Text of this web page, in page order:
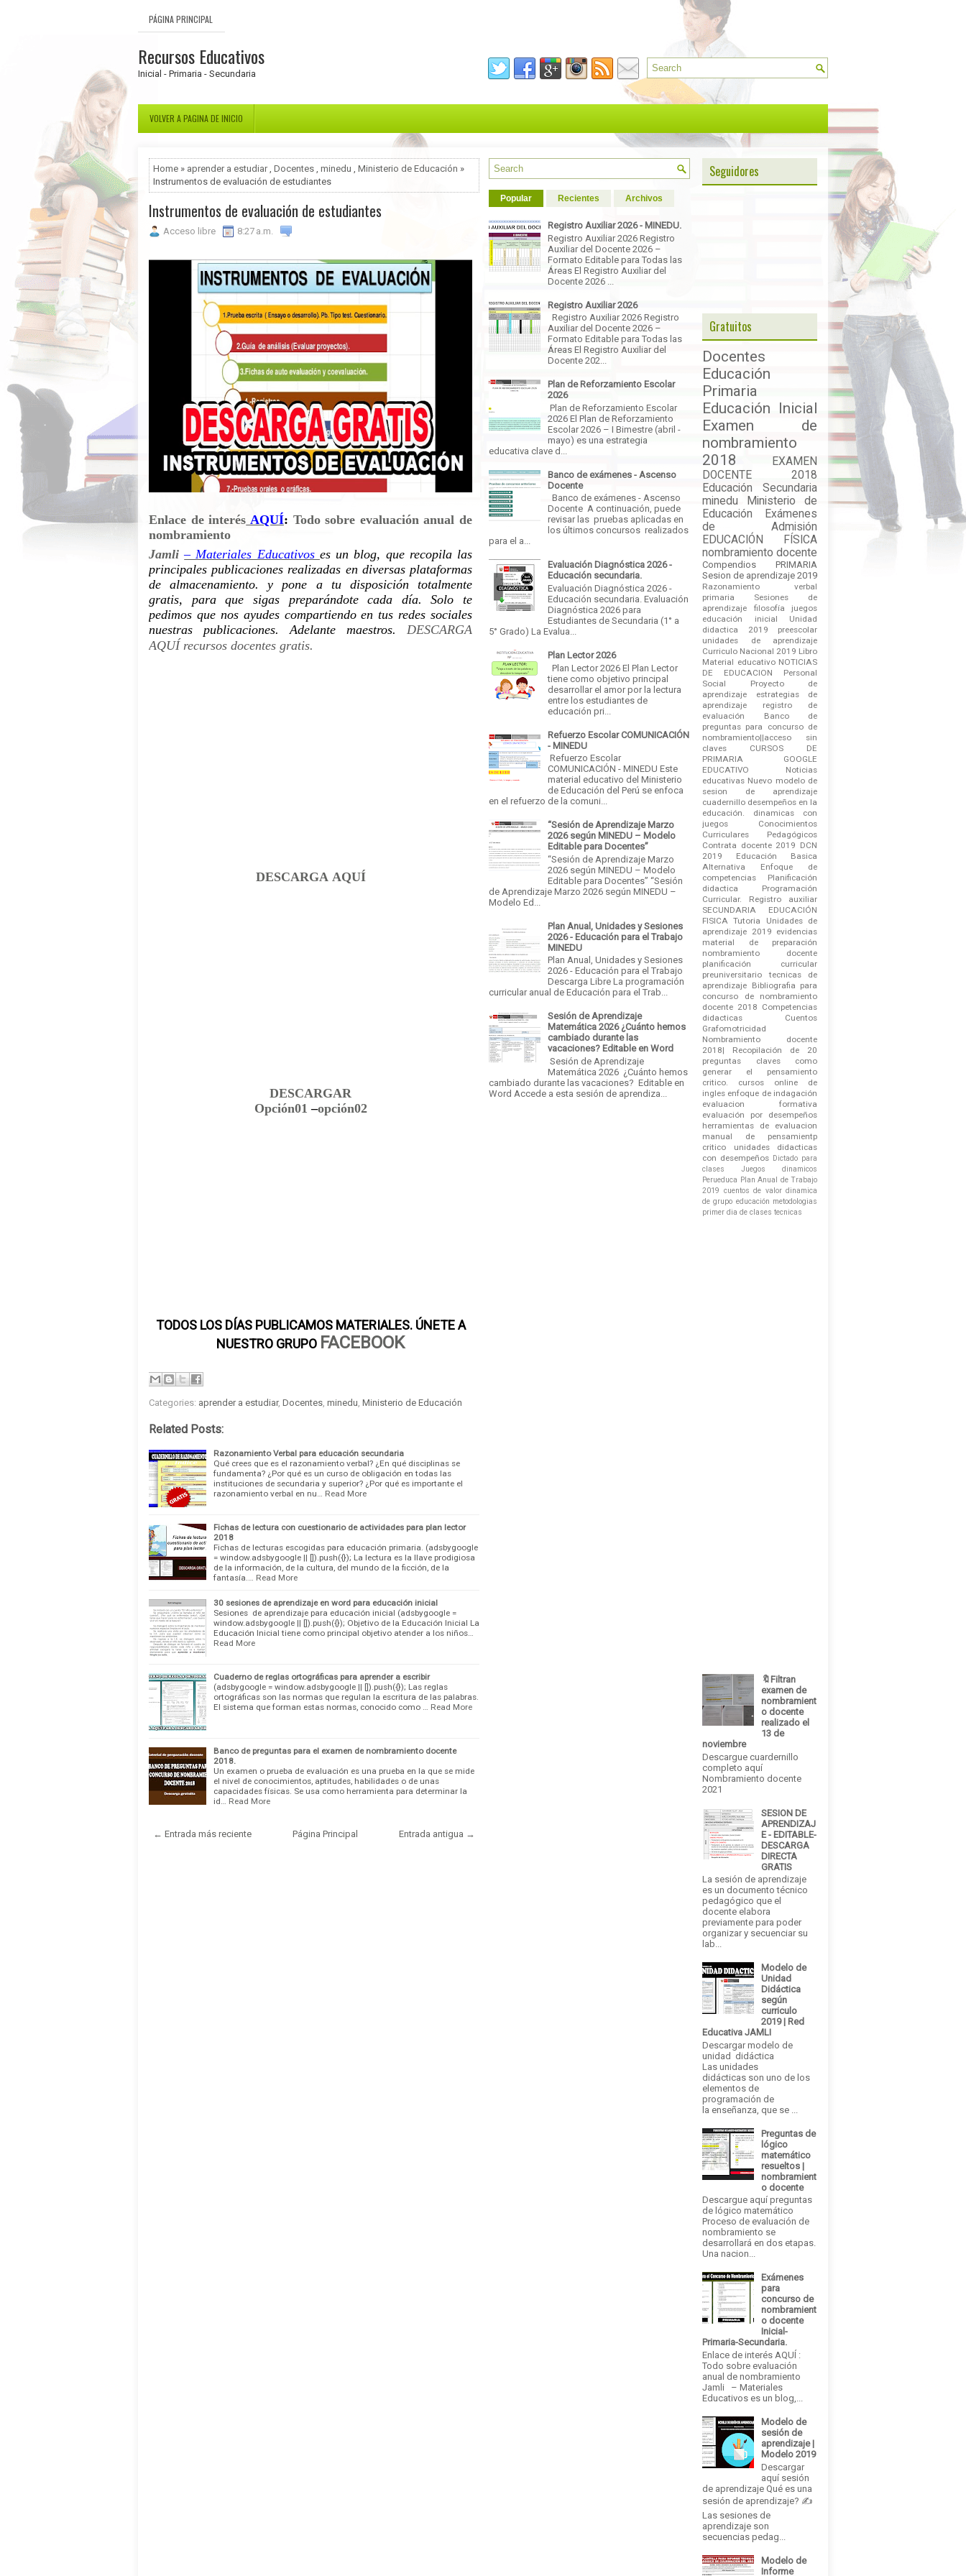
PÁGINA PRINCIPAL
Recursos Educativos
Inicial - Primaria - Secundaria
VOLVER A PAGINA DE INICIO
Home » aprender a estudiar, Docentes , minedu , Ministerio de Educación »
Instrumentos de evaluación de estudiantes
Instrumentos de evaluación de estudiantes
Acceso libre 8:27 a.m.
Enlace de interés AQUÍ: Todo sobre evaluación anual de
nombramiento
Jamli – Materiales Educativos es un blog, que recopila las
principales publicaciones realizadas en diversas plataformas
de almacenamiento. y pone a tu disposición totalmente
gratis, para que sigas preparándote cada día. Solo te
pedimos que nos ayudes compartiendo en tus redes sociales
nuestras publicaciones. Adelante maestros. DESCARGA
AQUÍ recursos docentes gratis.
DESCARGA AQUÍ
DESCARGAR
Opción01–opción02
TODOS LOS DÍAS PUBLICAMOS MATERIALES. ÚNETE A
NUESTRO GRUPO FACEBOOK
Categories: aprender a estudiar, Docentes minedu Ministerio de Educación
Related Posts:
Razonamiento Verbal para educación secundaria
Qué crees que es el razonamiento verbal? ¿En qué disciplinas se
fundamenta? ¿Por qué es un curso de obligación en todas las
instituciones de secundaria y superior? ¿Por qué es importante el
razonamiento verbal en nu… Read More
Fichas de lectura con cuestionario de actividades para plan lector
2018
Fichas de lecturas escogidas para educación primaria. (adsbygoogle
= window.adsbygoogle || []).push({}); La lectura es la llave prodigiosa
de la información, de la cultura, del mundo de la ficción, de la
fantasía.… Read More
30 sesiones de aprendizaje en word para educación inicial
Sesiones de aprendizaje para educación inicial (adsbygoogle =
window.adsbygoogle || []).push({}); Objetivo de la Educación Inicial La
Educación Inicial tiene como principal objetivo atender a los niños…
Read More
Cuaderno de reglas ortográficas para aprender a escribir
(adsbygoogle = window.adsbygoogle || []).push({}); Las reglas
ortográficas son las normas que regulan la escritura de las palabras.
El sistema que forman estas normas, conocido como … Read More
Banco de preguntas para el examen de nombramiento docente
2018.
Un examen o prueba de evaluación es una prueba en la que se mide
el nivel de conocimientos, aptitudes, habilidades o de unas
capacidades físicas. Se usa como herramienta para determinar la
id… Read More
← Entrada más reciente Entrada antigua →
Página Principal
Popular Recientes Archivos
Registro Auxiliar 2026 - MINEDU.
Registro Auxiliar 2026 Registro
Auxiliar del Docente 2026 –
Formato Editable para Todas las
Áreas El Registro Auxiliar del
Docente 2026 ...
Registro Auxiliar 2026
Registro Auxiliar 2026 Registro
Auxiliar del Docente 2026 –
Formato Editable para Todas las
Áreas El Registro Auxiliar del
Docente 202...
Plan de Reforzamiento Escolar
2026
Plan de Reforzamiento Escolar
2026 El Plan de Reforzamiento
Escolar 2026 – I Bimestre (abril -
mayo) es una estrategia
educativa clave d...
Banco de exámenes - Ascenso
Docente
Banco de exámenes - Ascenso
Docente A continuación, puede
revisar las pruebas aplicadas en
los últimos concursos realizados
para el a...
Evaluación Diagnóstica 2026 -
Educación secundaria.
Evaluación Diagnóstica 2026 -
Educación secundaria. Evaluación
Diagnóstica 2026 para
Estudiantes de Secundaria (1° a
5° Grado) La Evalua...
Plan Lector 2026
Plan Lector 2026 El Plan Lector
tiene como objetivo principal
desarrollar el amor por la lectura
entre los estudiantes de
educación pri...
Refuerzo Escolar COMUNICACIÓN
- MINEDU
Refuerzo Escolar
COMUNICACIÓN - MINEDU Este
material educativo del Ministerio
de Educación del Perú se enfoca
en el refuerzo de la comuni...
“Sesión de Aprendizaje Marzo
2026 según MINEDU – Modelo
Editable para Docentes”
“Sesión de Aprendizaje Marzo
2026 según MINEDU – Modelo
Editable para Docentes” “Sesión
de Aprendizaje Marzo 2026 según MINEDU –
Modelo Ed...
Plan Anual, Unidades y Sesiones
2026 - Educación para el Trabajo
MINEDU
Plan Anual, Unidades y Sesiones
2026 - Educación para el Trabajo
Descarga Libre La programación
curricular anual de Educación para el Trab...
Sesión de Aprendizaje
Matemática 2026 ¿Cuánto hemos
cambiado durante las
vacaciones? Editable en Word
Sesión de Aprendizaje
Matemática 2026 ¿Cuánto hemos
cambiado durante las vacaciones? Editable en
Word Accede a esta sesión de aprendiza...
Seguidores
Gratuitos
Docentes
Educación
Primaria
Educación Inicial
Examen de
nombramiento
2018
EXAMEN
DOCENTE 2018
Educación Secundaria
minedu
Ministerio de
Educación
Exámenes
de Admisión
EDUCACIÓN FÍSICA
nombramiento docente
Compendios
PRIMARIA
Sesion de aprendizaje 2019
Razonamiento verbal
primaria
Sesiones de
aprendizaje
filosofía
juegos
educación inicial
Unidad
didactica 2019
preescolar
unidades de aprendizaje
Curriculo Nacional 2019 Libro
Material educativo NOTICIAS
DE EDUCACION
Personal
Social
Proyecto de
aprendizaje
estrategias de
aprendizaje
registro de
evaluación
Banco de
preguntas para concurso de
nombramiento||acceso sin
claves
CURSOS DE
PRIMARIA
GOOGLE
EDUCATIVO
Noticias
educativas Nuevo modelo de
sesion de aprendizaje
cuadernillo desempeños en la
educación.
dinamicas con
juegos
Conocimientos
Curriculares Pedagógicos
Contrata docente 2019 DCN
2019
Educación Basica
Alternativa
Enfoque de
competencias
Planificación
didactica
Programación
Curricular.
Registro auxiliar
SECUNDARIA EDUCACIÓN
FISICA Tutoria
Unidades de
aprendizaje 2019 evidencias
material de preparación
nombramiento docente
planificación curricular
preuniversitario
tecnicas de
aprendizaje Bibliografia para
concurso de nombramiento
docente 2018 Competencias
didacticas
Cuentos
Grafomotricidad
Nombramiento docente
2018| Recopilación de 20
preguntas claves
como
generar el pensamiento
critico.
cursos online de
ingles enfoque de indagación
evaluacion formativa
evaluación por desempeños
herramientas de evaluacion
manual de pensamientp
critico
unidades didacticas
con desempeños Dictado para
clases
Juegos dinamicos
Perueduca Plan Anual de Trabajo
2019 cuentos de valor dinamica
de grupo educación metodologias
primer dia de clases tecnicas
🔖Filtran
examen de
nombramient
o docente
realizado el
13 de
noviembre
Descargue cuardernillo
completo aquí
Nombramiento docente
2021
SESION DE
APRENDIZAJ
E - EDITABLE-
DESCARGA
DIRECTA
GRATIS
La sesión de aprendizaje
es un documento técnico
pedagógico que el
docente elabora
previamente para poder
organizar y secuenciar su
lab...
Modelo de
Unidad
Didáctica
según
curriculo
2019 | Red
Educativa JAMLI
Descargar modelo de
unidad didáctica
Las unidades
didácticas son uno de los
elementos de
programación de
la enseñanza, que se ...
Preguntas de
lógico
matemático
resueltos |
nombramient
o docente
Descargue aquí preguntas
de lógico matemático
Proceso de evaluación de
nombramiento se
desarrollará en dos etapas.
Una nacion...
Exámenes
para
concurso de
nombramient
o docente
Inicial-
Primaria-Secundaria.
Enlace de interés AQUÍ :
Todo sobre evaluación
anual de nombramiento
Jamli – Materiales
Educativos es un blog,...
Modelo de
sesión de
aprendizaje |
Modelo 2019
Descargar
aquí sesión
de aprendizaje Qué es una
sesión de aprendizaje? ✍
Las sesiones de
aprendizaje son
secuencias pedag...
Modelo de
Informe